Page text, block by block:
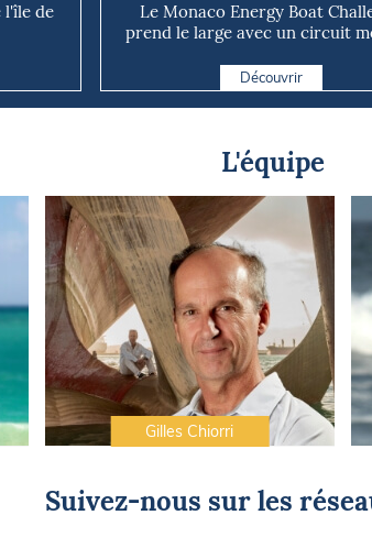
l'île de
Le Monaco Energy Boat
prend le large avec un circuit
Découvrir
L'équipe
Gilles Chiorri
Suivez-nous sur les